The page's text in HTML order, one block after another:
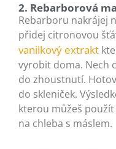
2. Rebarborová
Rebarboru nakrájej
přidej citronovou
vanilkový extrakt
vyrobit doma. Nech
do zhoustnutí.
do skleniček.
kterou můžeš
na chleba s máslem.